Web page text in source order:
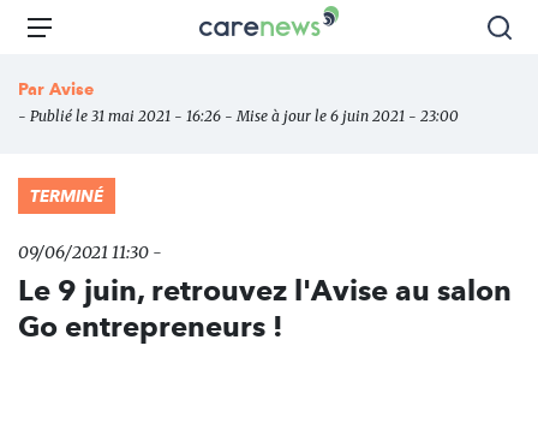
Aller
principal
Carenews,
des
Menu
Par Avise
- Publié le 31 mai 2021 - 16:26 - Mise à jour le 6 juin 2021 - 23:00
TERMINÉ
09/06/2021 11:30 -
Le 9 juin, retrouvez l'Avise au salon
Go entrepreneurs !